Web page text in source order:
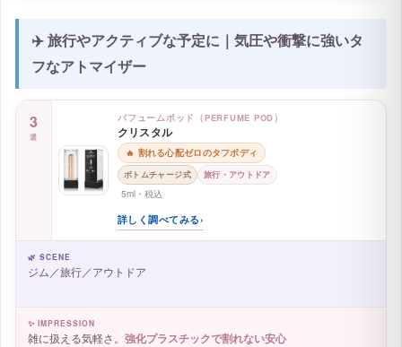
✈️ 旅行やアクティブな予定に｜気圧や衝撃に強いタ
フなアトマイザー
3
選
パフュームポッド（PERFUME POD）
クリスタル
🔥 割れる心配ゼロのタフボディ
ボトムチャージ式 旅行・アウトドア
5ml・税込
詳しく調べてみる›
🌿 SCENE
ジム／旅行／アウトドア
✨ IMPRESSION
雑に扱える気軽さ。 強化プラスチックで割れない安心